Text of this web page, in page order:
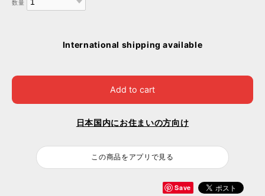
数量
International shipping available
Add to cart
日本国内にお住まいの方向け
この商品をアプリで見る
Save